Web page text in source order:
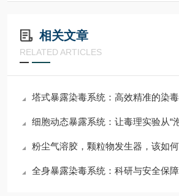
相关文章
RELATED ARTICLES
塔式暴露染毒系统：高效精准的染
细胞动态暴露系统：让毒理实验从“
粉尘气溶胶，颗粒物发生器，该如
全身暴露染毒系统：科研与安全保